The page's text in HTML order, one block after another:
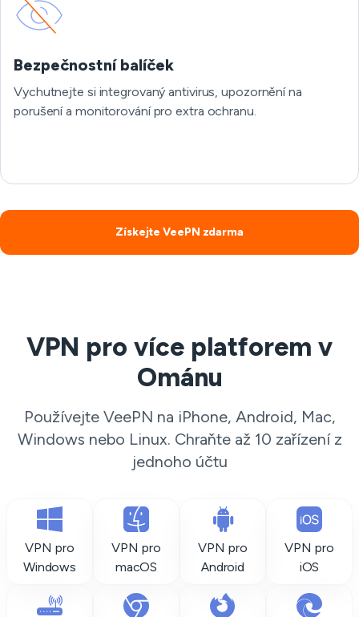
Bezpečnostní balíček
Vychutnejte si integrovaný antivirus, upozornění na
porušení a monitorování pro extra ochranu.
Získejte VeePN zdarma
VPN pro více platforem v
Ománu
Používejte VeePN na iPhone, Android, Mac,
Windows nebo Linux. Chraňte až 10 zařízení z
jednoho účtu
VPN pro
Windows
VPN pro
macOS
VPN pro
Android
VPN pro
iOS